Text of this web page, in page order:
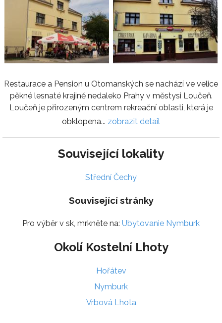
Restaurace a Pension u Otomanských se nachází ve velice
pěkné lesnaté krajině nedaleko Prahy v městysi Loučeň.
Loučeň je přirozeným centrem rekreační oblasti, která je
obklopena... zobrazit detail
Související lokality
Střední Čechy
Související stránky
Pro výběr v sk, mrkněte na: Ubytovanie Nymburk
Okolí Kostelní Lhoty
Hořátev
Nymburk
Vrbová Lhota